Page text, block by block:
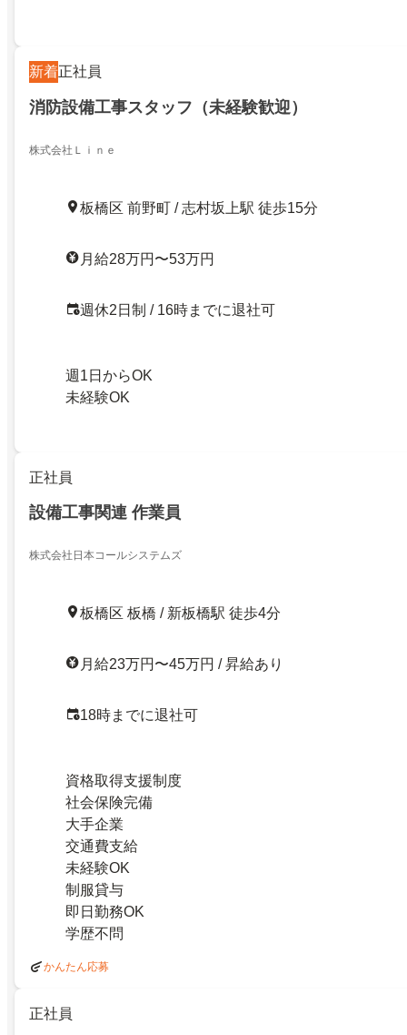
新着正社員
消防設備工事スタッフ（未経験歓迎）
株式会社Ｌｉｎｅ
板橋区 前野町 / 志村坂上駅 徒歩15分
月給28万円〜53万円
週休2日制 / 16時までに退社可
週1日からOK
未経験OK
正社員
設備工事関連 作業員
株式会社日本コールシステムズ
板橋区 板橋 / 新板橋駅 徒歩4分
月給23万円〜45万円 / 昇給あり
18時までに退社可
資格取得支援制度
社会保険完備
大手企業
交通費支給
未経験OK
制服貸与
即日勤務OK
学歴不問
かんたん応募
正社員